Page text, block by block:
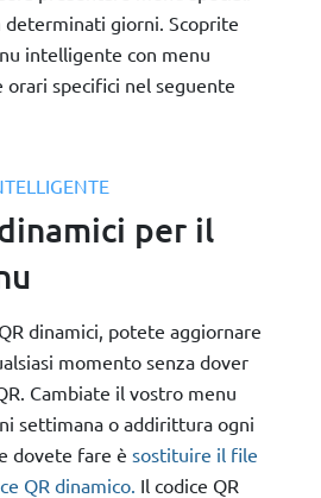
per il
dinamici, potete aggiornare
momento senza dover
Cambiate il vostro menu
settimana o addirittura ogni
dovete fare è sostituire il file
QR dinamico. Il codice QR
giorni. Scoprite
intelligente con menu
specifici nel seguente